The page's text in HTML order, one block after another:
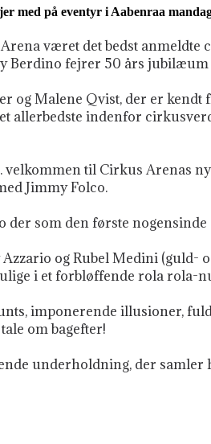
med på eventyr i Aabenraa
været det bedst
Berdino fejrer 50 års
og Malene Qvist, der er
allerbedste indenfor
velkommen til Cirkus Arenas
Jimmy Folco.
der som den første
og Rubel Medini (guld-
i et forbløffende rola rola-
imponerende illusioner,
om bagefter!
underholdning, der